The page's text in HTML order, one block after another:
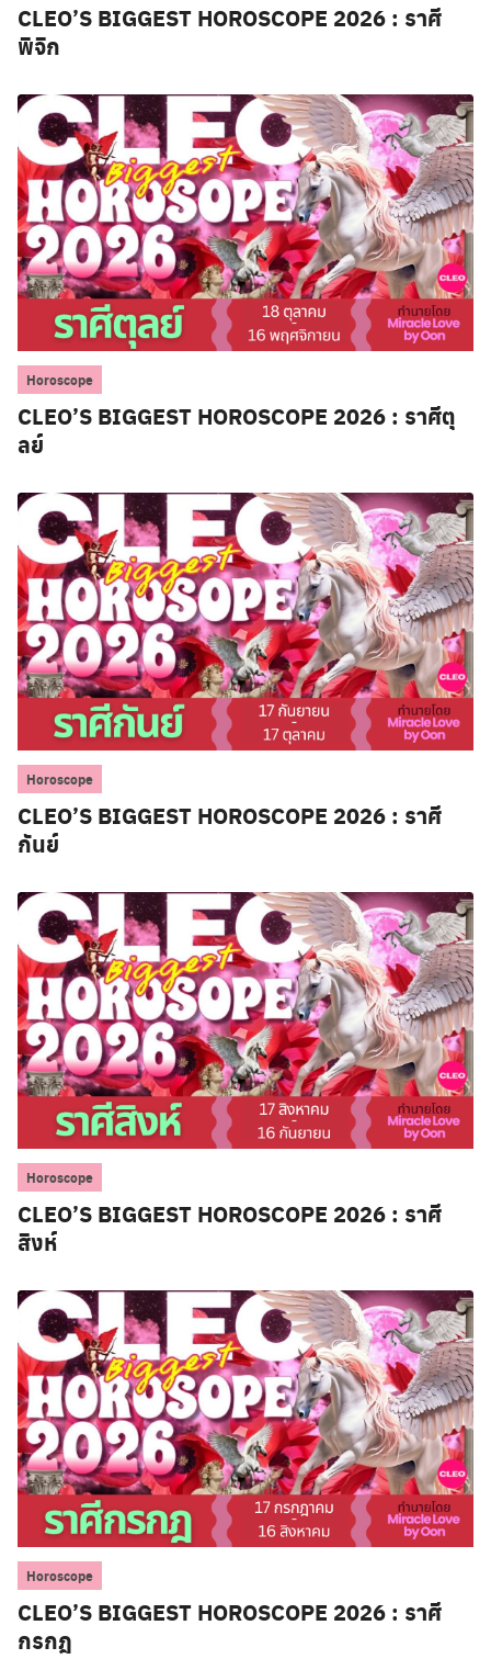
CLEO’S BIGGEST HOROSCOPE 2026 : ราศี
พิจิก
Horoscope
CLEO’S BIGGEST HOROSCOPE 2026 : ราศีตุ
ลย์
Horoscope
CLEO’S BIGGEST HOROSCOPE 2026 : ราศี
กันย์
Horoscope
CLEO’S BIGGEST HOROSCOPE 2026 : ราศี
สิงห์
Horoscope
CLEO’S BIGGEST HOROSCOPE 2026 : ราศี
กรกฎ